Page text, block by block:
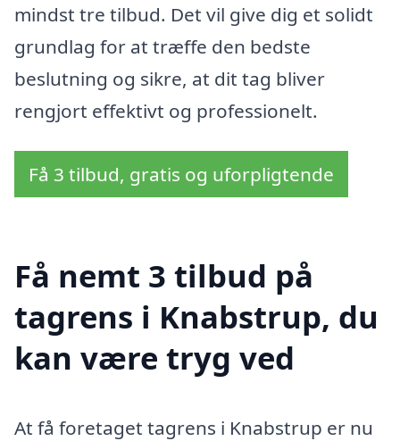
mindst tre tilbud. Det vil give dig et solidt
grundlag for at træffe den bedste
beslutning og sikre, at dit tag bliver
rengjort effektivt og professionelt.
Få 3 tilbud, gratis og uforpligtende
Få nemt 3 tilbud på
tagrens i Knabstrup, du
kan være tryg ved
At få foretaget tagrens i Knabstrup er nu